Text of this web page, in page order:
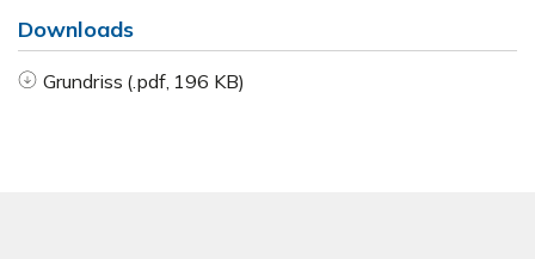
Downloads
Grundriss (.pdf, 196 KB)